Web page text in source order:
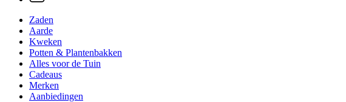
Zaden
Aarde
Kweken
Potten & Plantenbakken
Alles voor de Tuin
Cadeaus
Merken
Aanbiedingen